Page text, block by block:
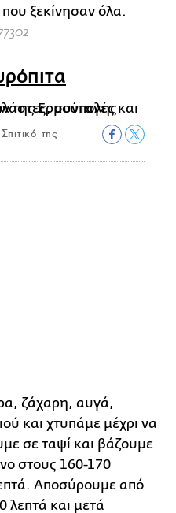
που ξεκίνησαν όλα.
της
ζάχαρη, αυγά,
και χτυπάμε μέχρι να
σε ταψί και βάζουμε
στους 160-170
Αποσύρουμε από
και μετά